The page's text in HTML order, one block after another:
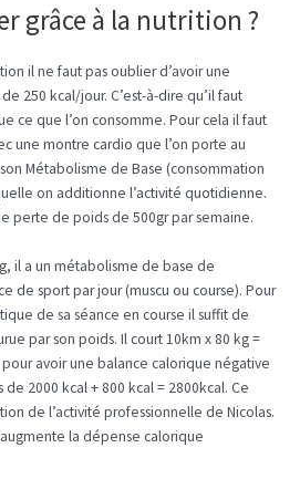
grâce à la nutrition ?
il ne faut pas oublier d’avoir une
250 kcal/jour. C’est-à-dire qu’il faut
ce que l’on consomme. Pour cela il faut
une montre cardio que l’on porte au
Métabolisme de Base (consommation
on additionne l’activité quotidienne.
perte de poids de 500gr par semaine.
il a un métabolisme de base de
de sport par jour (muscu ou course). Pour
de sa séance en course il suffit de
par son poids. Il court 10km x 80 kg =
avoir une balance calorique négative
2000 kcal + 800 kcal = 2800kcal. Ce
de l’activité professionnelle de Nicolas.
la dépense calorique